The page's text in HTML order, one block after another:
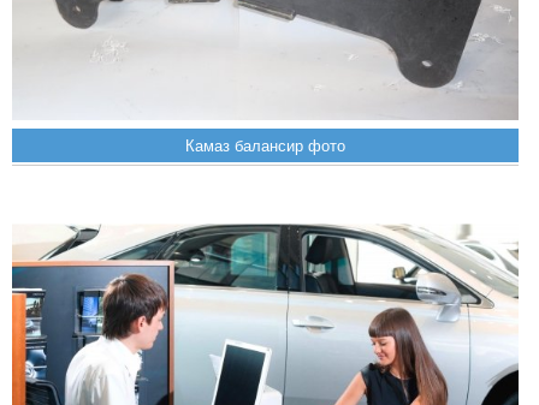
Камаз балансир фото